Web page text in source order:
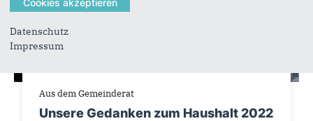
Aus dem Gemeinderat
Unsere Gedanken zum Haushalt 2022
Datenschutz
Impressum